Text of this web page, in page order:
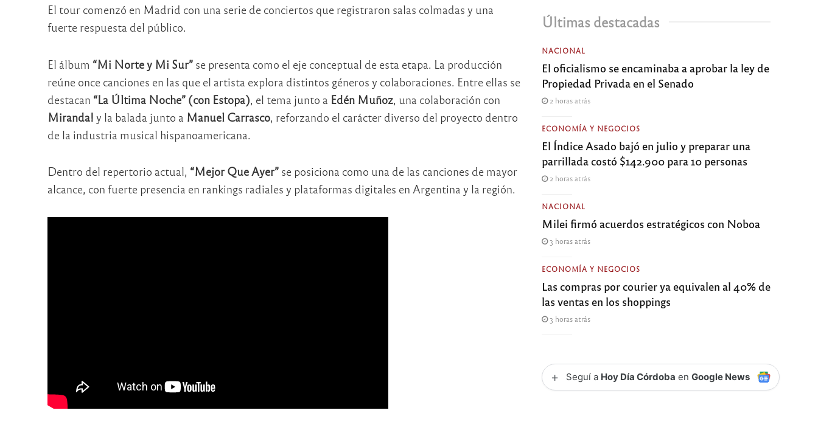
El tour comenzó en Madrid con una serie de conciertos que registraron salas colmadas y una
fuerte respuesta del público.
El álbum “Mi Norte y Mi Sur”se presenta como el eje conceptual de esta etapa. La producción
reúne once canciones en las que el artista explora distintos géneros y colaboraciones. Entre ellas se
destacan “La Última Noche” (con Estopa), el tema junto a Edén Muñoz, una colaboración con
Miranda! y la balada junto a Manuel Carrasco, reforzando el carácter diverso del proyecto dentro
de la industria musical hispanoamericana.
Dentro del repertorio actual, “Mejor Que Ayer”se posiciona como una de las canciones de mayor
alcance, con fuerte presencia en rankings radiales y plataformas digitales en Argentina y la región.
Últimas destacadas
NACIONAL
El oficialismo se encaminaba a aprobar la ley de
Propiedad Privada en el Senado
2 horas atrás
ECONOMÍA Y NEGOCIOS
El Índice Asado bajó en julio y preparar una
parrillada costó $142.900 para 10 personas
2 horas atrás
NACIONAL
Milei firmó acuerdos estratégicos con Noboa
3 horas atrás
ECONOMÍA Y NEGOCIOS
Las compras por courier ya equivalen al 40% de
las ventas en los shoppings
3 horas atrás
+ Seguí a Hoy Día Córdoba enGoogle News